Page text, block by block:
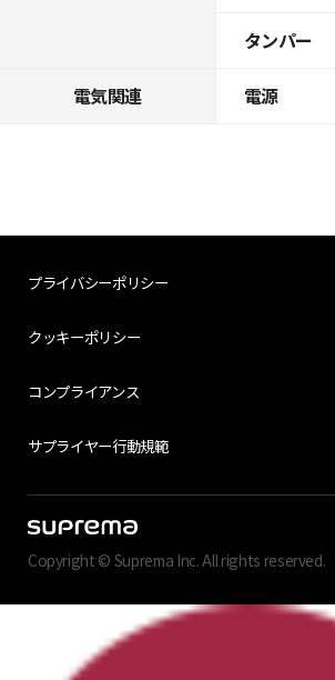
タンパー
電気関連 電源
プライバシーポリシー
クッキーポリシー
コンプライアンス
サプライヤー行動規範
Copyright © Suprema Inc. All rights reserved.